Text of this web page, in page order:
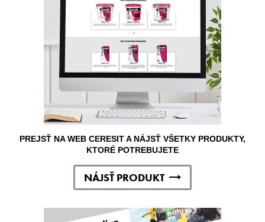
PREJSŤ NA WEB CERESIT A NÁJSŤ VŠETKY PRODUKTY,
KTORÉ POTREBUJETE
NÁJSŤ PRODUKT